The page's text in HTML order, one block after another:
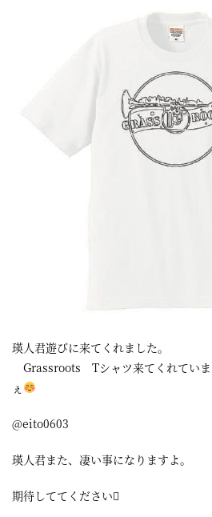
ー
瑛人君遊びに来てくれました。
Grassroots Tシャツ来てくれていま
ぇ
@eito0603
瑛人君また、凄い事になりますよ。
期待しててください